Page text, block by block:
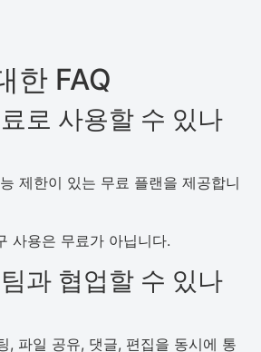
한 FAQ
로 사용할 수 있나
제한이 있는 무료 플랜을 제공합니
사용은 무료가 아닙니다.
과 협업할 수 있나
, 파일 공유, 댓글, 편집을 동시에 통